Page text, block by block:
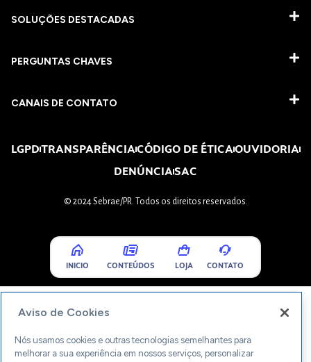
SOLUÇÕES DESTACADAS
PERGUNTAS CHAVES​
CANAIS DE CONTATO
LGPDTRANSPARÊNCIACÓDIGO DE ÉTICAOUVIDORIA
DENÚNCIASAC
© 2024 Sebrae/PR. Todos os direitos reservados.
INICIO CONTEÚDOS LOJA CONTATO
Aviso de Cookies
Nós usamos cookies e outras tecnologias semelhantes para
melhorar a sua experiência em nossos serviços, personalizar